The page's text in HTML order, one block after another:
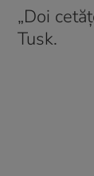
„Doi
Tusk.